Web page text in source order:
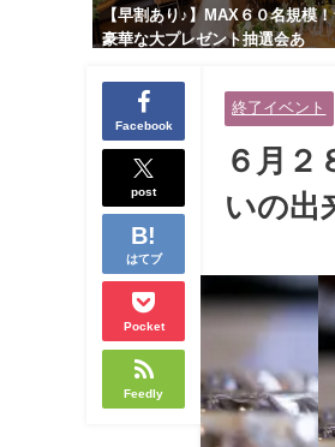
【早割あり♪】MAX６０名規模
豪華な大プレゼント抽選会あ
性とオシャレ好きで落ち着いた大
人女性の既婚者限定ビッグパーテ
ィー♪＠茶屋町】
Facebook
post
はてブ
Pocket
Feedly
終了イベント
６月２
いの出